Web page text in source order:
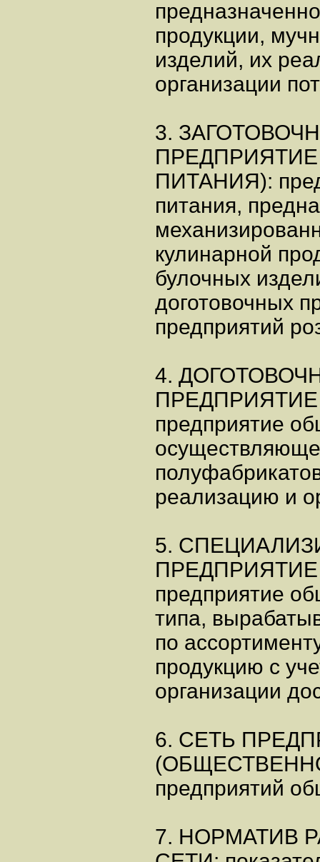
продукции,
изделий, их
организации
3.
ПИТАНИЯ):
питания,
кулинарной
булочных
доготовочных
предприятий
4.
предприятие
реализацию и
5.
предприятие
типа,
по
продукцию с
организации
6. СЕТЬ
предприятий
7. НОРМАТИВ